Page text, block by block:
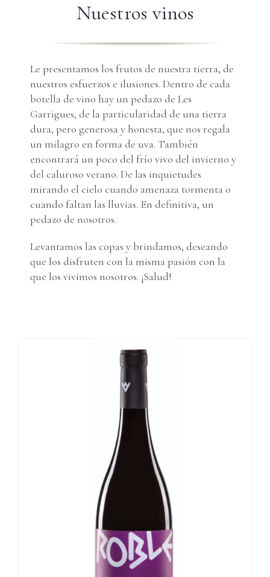
Password:
Remember Me
Nuestros vinos
Le presentamos los frutos de nuestra tierra, de
nuestros esfuerzos e ilusiones. Dentro de cada
botella de vino hay un pedazo de Les
Garrigues, de la particularidad de una tierra
dura, pero generosa y honesta, que nos regala
un milagro en forma de uva. También
encontrará un poco del frío vivo del invierno y
del caluroso verano. De las inquietudes
mirando el cielo cuando amenaza tormenta o
cuando faltan las lluvias. En definitiva, un
pedazo de nosotros.
Levantamos las copas y brindamos, deseando
que los disfruten con la misma pasión con la
que los vivimos nosotros. ¡Salud!